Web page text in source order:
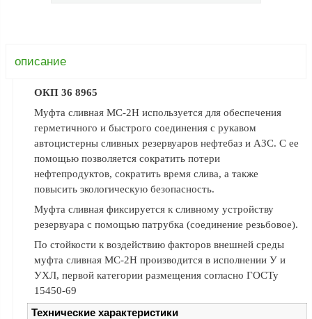
техпластина МБС
Соединительная
арматура
Устройства
заземления
автоцистерн и
комплектующие
Продукция НПП
СЕНСОР
Газоаналитическое
оборудование
Эксплуатационное
оборудование
описание
ОКП 36 8965
Муфта сливная МС-2Н используется для обеспечения
герметичного и быстрого соединения с рукавом
автоцистерны сливных резервуаров нефтебаз и АЗС. С ее
помощью позволяется сократить потери
нефтепродуктов, сократить время слива, а также
повысить экологическую безопасность.
Муфта сливная фиксируется к сливному устройству
резервуара с помощью патрубка (соединение резьбовое).
По стойкости к воздействию факторов внешней среды
муфта сливная МС-2Н производится в исполнении У и
УХЛ, первой категории размещения согласно ГОСТу
15450-69
Технические характеристики